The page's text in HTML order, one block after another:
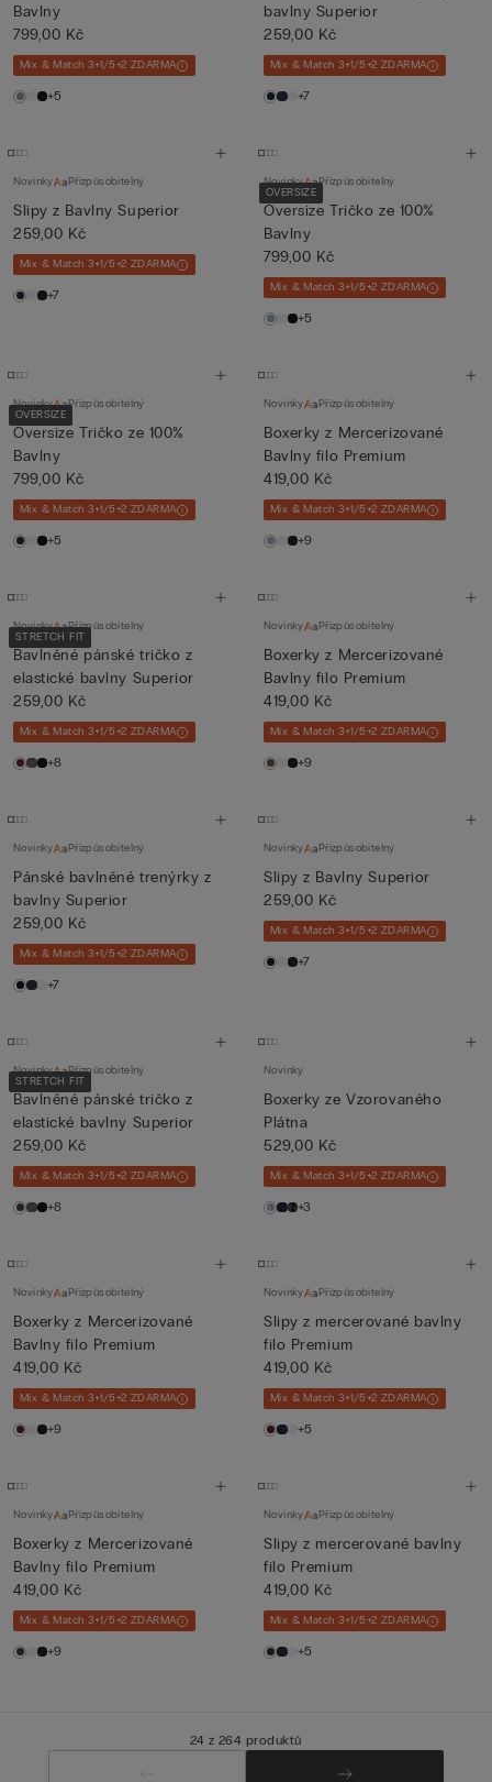
Bavlny
799,00 Kč
Mix & Match 3+1/5+2 ZDARMA
+5
bavlny Superior
259,00 Kč
Mix & Match 3+1/5+2 ZDARMA
+7
Novinky Přizpůsobitelný
Slipy z Bavlny Superior
259,00 Kč
Mix & Match 3+1/5+2 ZDARMA
+7
OVERSIZE
Novinky Přizpůsobitelný
Oversize Tričko ze 100%
Bavlny
799,00 Kč
Mix & Match 3+1/5+2 ZDARMA
+5
OVERSIZE
Novinky Přizpůsobitelný
Oversize Tričko ze 100%
Bavlny
799,00 Kč
Mix & Match 3+1/5+2 ZDARMA
+5
Novinky Přizpůsobitelný
Boxerky z Mercerizované
Bavlny filo Premium
419,00 Kč
Mix & Match 3+1/5+2 ZDARMA
+9
STRETCH FIT
Novinky Přizpůsobitelný
Bavlněné pánské tričko z
elastické bavlny Superior
259,00 Kč
Mix & Match 3+1/5+2 ZDARMA
+8
Novinky Přizpůsobitelný
Boxerky z Mercerizované
Bavlny filo Premium
419,00 Kč
Mix & Match 3+1/5+2 ZDARMA
+9
Novinky Přizpůsobitelný
Pánské bavlněné trenýrky z
bavlny Superior
259,00 Kč
Mix & Match 3+1/5+2 ZDARMA
+7
Novinky Přizpůsobitelný
Slipy z Bavlny Superior
259,00 Kč
Mix & Match 3+1/5+2 ZDARMA
+7
STRETCH FIT
Novinky Přizpůsobitelný
Bavlněné pánské tričko z
elastické bavlny Superior
259,00 Kč
Mix & Match 3+1/5+2 ZDARMA
+8
Novinky
Boxerky ze Vzorovaného
Plátna
529,00 Kč
Mix & Match 3+1/5+2 ZDARMA
+3
Novinky Přizpůsobitelný
Boxerky z Mercerizované
Bavlny filo Premium
419,00 Kč
Mix & Match 3+1/5+2 ZDARMA
+9
Novinky Přizpůsobitelný
Slipy z mercerované bavlny
filo Premium
419,00 Kč
Mix & Match 3+1/5+2 ZDARMA
+5
Novinky Přizpůsobitelný
Boxerky z Mercerizované
Bavlny filo Premium
419,00 Kč
Mix & Match 3+1/5+2 ZDARMA
+9
Novinky Přizpůsobitelný
Slipy z mercerované bavlny
filo Premium
419,00 Kč
Mix & Match 3+1/5+2 ZDARMA
+5
24 z 264 produktů